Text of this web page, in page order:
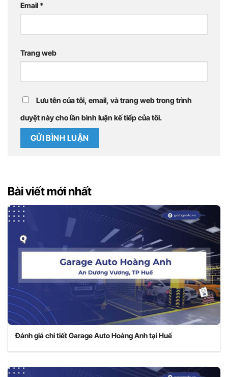
Email *
Trang web
Lưu tên của tôi, email, và trang web trong trình
duyệt này cho lần bình luận kế tiếp của tôi.
Bài viết mới nhất
Đánh giá chi tiết Garage Auto Hoàng Anh tại Huế